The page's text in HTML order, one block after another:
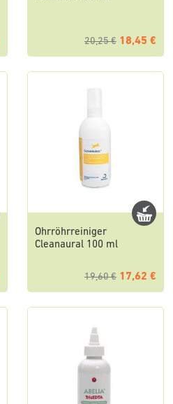
20,25 € 18,45 €
Ohrröhrreiniger
Cleanaural 100 ml
19,60 € 17,62 €